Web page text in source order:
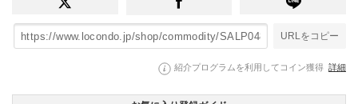
URLをコピー
紹介プログラムを利用してコイン獲得 詳細